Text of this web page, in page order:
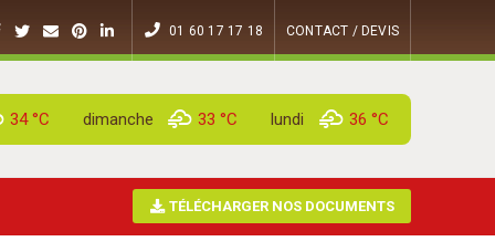
01 60 17 17 18 CONTACT / DEVIS
34 °C dimanche 33 °C lundi 36 °C
TÉLÉCHARGER NOS DOCUMENTS